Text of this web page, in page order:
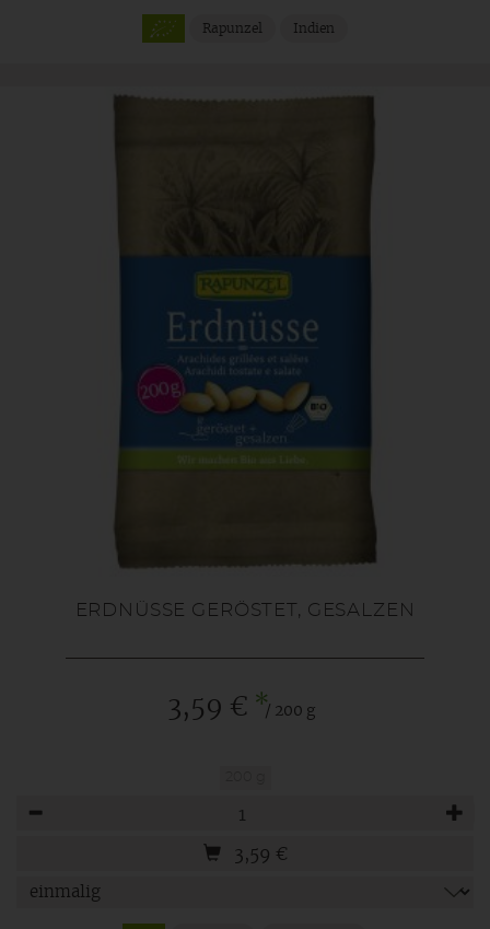
Rapunzel Indien
ERDNÜSSE GERÖSTET, GESALZEN
3,59 € */ 200 g
3,59 €